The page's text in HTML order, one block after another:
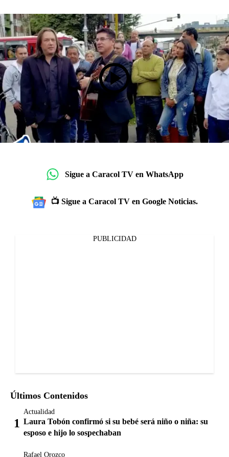
Sigue a Caracol TV en WhatsApp
📺 Sigue a Caracol TV en Google Noticias.
PUBLICIDAD
Últimos Contenidos
Actualidad
Laura Tobón confirmó si su bebé será niño o niña: su
esposo e hijo lo sospechaban
Rafael Orozco